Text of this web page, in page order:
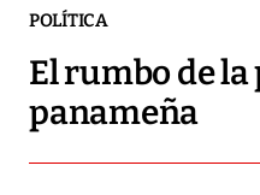
POLÍTICA
El rumbo de
panameña